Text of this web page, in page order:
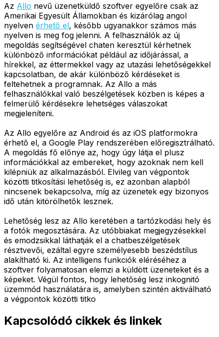
Az Allo nevű üzenetküldő szoftver egyelőre csak az
Amerikai Egyesült Államokban és kizárólag angol
nyelven érhető el, később ugyanakkor számos más
nyelven is meg fog jelenni. A felhasználók az új
megoldás segítségével chaten keresztül kérhetnek
különböző információkat például az időjárással, a
hírekkel, az éttermekkel vagy az utazási lehetőségekkel
kapcsolatban, de akár különböző kérdéseket is
feltehetnek a programnak. Az Allo a más
felhasználókkal való beszélgetések közben is képes a
felmerülő kérdésekre lehetséges válaszokat
megjeleníteni.
Az Allo egyelőre az Android és az iOS platformokra
érhető el, a Google Play rendszerében előregisztrálható.
A megoldás fő előnye az, hogy úgy látja el plusz
információkkal az embereket, hogy azoknak nem kell
kilépniük az alkalmazásból. Elvileg van végpontok
közötti titkosítási lehetőség is, ez azonban alapból
nincsenek bekapcsolva, míg az üzenetek egy bizonyos
idő után kitörölhetők lesznek.
Lehetőség lesz az Allo keretében a tartózkodási hely és
a fotók megosztására. Az utóbbiakat megjegyzésekkel
és emodzsikkal láthatják el a chatbeszélgetések
résztvevői, ezáltal egyre személyesebb beszédstílus
alakítható ki. Az intelligens funkciók eléréséhez a
szoftver folyamatosan elemzi a küldött üzeneteket és a
képeket. Végül fontos, hogy lehetőség lesz inkognitó
üzemmód használatára is, amelyben szintén aktiválható
a végpontok közötti titko
Kapcsolódó cikkek és linkek